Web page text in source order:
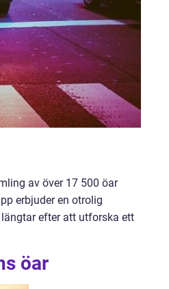
av över 17 500 öar
erbjuder en otrolig
efter att utforska ett
öar